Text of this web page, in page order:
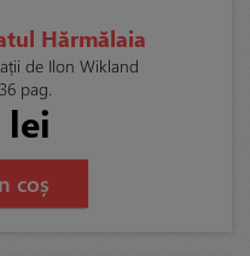
Hărmălaia
de Ilon Wikland
pag.
lei
coș